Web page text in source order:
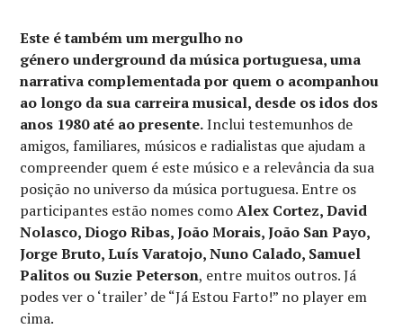
Este é também um mergulho no
género underground da música portuguesa, uma
narrativa complementada por quem o acompanhou
ao longo da sua carreira musical, desde os idos dos
anos 1980 até ao presente.Inclui testemunhos de
amigos, familiares, músicos e radialistas que ajudam a
compreender quem é este músico e a relevância da sua
posição no universo da música portuguesa. Entre os
participantes estão nomes comoAlex Cortez, David
Nolasco, Diogo Ribas, João Morais, João San Payo,
Jorge Bruto, Luís Varatojo, Nuno Calado, Samuel
Palitos ou Suzie Peterson, entre muitos outros. Já
podes ver o ‘trailer’ de “Já Estou Farto!” no player em
cima.